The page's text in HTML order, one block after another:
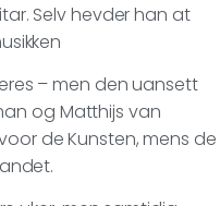
Selv hevder han at
– men den uansett
og Matthijs van
de Kunsten, mens de